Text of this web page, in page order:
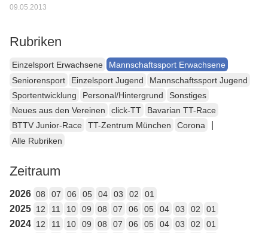
09.05.2013
Rubriken
Einzelsport Erwachsene
Mannschaftssport Erwachsene
Seniorensport
Einzelsport Jugend
Mannschaftssport Jugend
Sportentwicklung
Personal/Hintergrund
Sonstiges
Neues aus den Vereinen
click-TT
Bavarian TT-Race
BTTV Junior-Race
TT-Zentrum München Corona
Alle Rubriken
Zeitraum
2026 08 07 06 05 04 03 02 01
2025 12 11 10 09 08 07 06 05 04 03 02 01
2024 12 11 10 09 08 07 06 05 04 03 02 01